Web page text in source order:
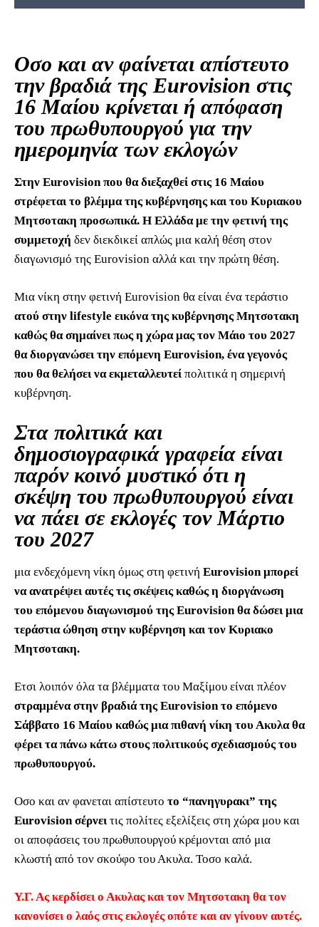
Οσο και αν φαίνεται απίστευτο
την βραδιά της Eurovision στις
16 Μαίου κρίνεται ή απόφαση
του πρωθυπουργού για την
ημερομηνία των εκλογών
Στην Eurovision που θα διεξαχθεί στις 16 Μαίου
στρέφεται το βλέμμα της κυβέρνησης και του Κυριακου
Μητσοτακη προσωπικά. Η Ελλάδα με την φετινή της
συμμετοχή δεν διεκδικεί απλώς μια καλή θέση στον
διαγωνισμό της Eurovision αλλά και την πρώτη θέση.
Μια νίκη στην φετινή Eurovision θα είναι ένα τεράστιο
ατού στην lifestyle εικόνα της κυβέρνησης Μητσοτακη
καθώς θα σημαίνει πως η χώρα μας τον Μάιο του 2027
θα διοργανώσει την επόμενη Eurovision, ένα γεγονός
που θα θελήσει να εκμεταλλευτεί πολιτικά η σημερινή
κυβέρνηση.
Στα πολιτικά και
δημοσιογραφικά γραφεία είναι
παρόν κοινό μυστικό ότι η
σκέψη του πρωθυπουργού είναι
να πάει σε εκλογές τον Μάρτιο
του 2027
μια ενδεχόμενη νίκη όμως στη φετινή Eurovision μπορεί
να ανατρέψει αυτές τις σκέψεις καθώς η διοργάνωση
του επόμενου διαγωνισμού της Eurovision θα δώσει μια
τεράστια ώθηση στην κυβέρνηση και τον Κυριακο
Μητσοτακη.
Ετσι λοιπόν όλα τα βλέμματα του Μαξίμου είναι πλέον
στραμμένα στην βραδιά της Eurovision το επόμενο
Σάββατο 16 Μαίου καθώς μια πιθανή νίκη του Ακυλα θα
φέρει τα πάνω κάτω στους πολιτικούς σχεδιασμούς του
πρωθυπουργού.
Οσο και αν φανεται απίστευτο το “πανηγυρακι” της
Eurovision σέρνει τις πολίτες εξελίξεις στη χώρα μου και
οι αποφάσεις του πρωθυπουργού κρέμονται από μια
κλωστή από τον σκούφο του Ακυλα. Τοσο καλά.
Υ.Γ. Ας κερδίσει ο Ακυλας και τον Μητσοτακη θα τον
κανονίσει ο λαός στις εκλογές οπότε και αν γίνουν αυτές.